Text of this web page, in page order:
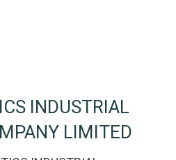
INDUSTRIAL
LIMITED